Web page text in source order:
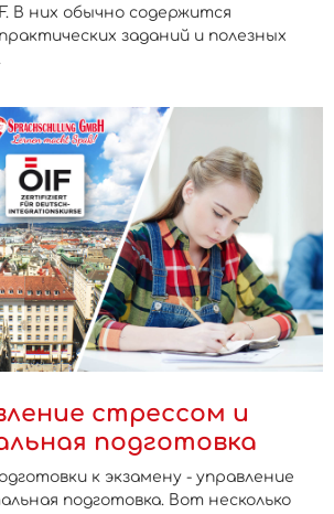
В них обычно содержится
заданий и полезных
стрессом и
подготовка
к экзамену - управление
подготовка. Вот несколько